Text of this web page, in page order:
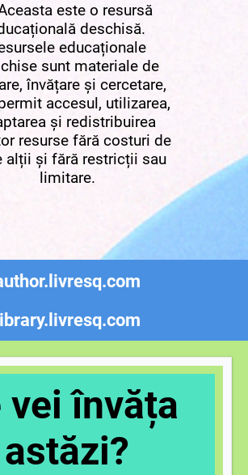
este o resursă
deschisă.
educaționale
sunt materiale de
învățare și cercetare,
accesul, utilizarea,
și redistribuirea
resurse fără costuri de
alții și fără restricții sau
limitare.
vei învăța
astăzi?